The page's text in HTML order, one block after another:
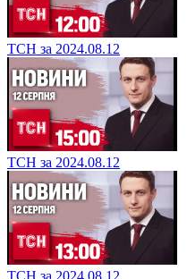
ТСН за 2024.08.12
ТСН за 2024.08.12
ТСН за 2024.08.12